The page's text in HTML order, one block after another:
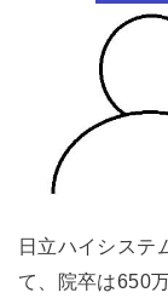
日立ハイシステ
て、院卒は650